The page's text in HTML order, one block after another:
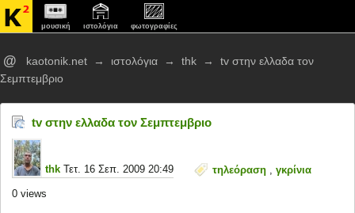
μουσική ιστολόγια φωτογραφίες
@ kaotonik.net → ιστολόγια → thk →
tv στην ελλαδα τον
Σεμπτεμβριο
tv στην ελλαδα τον Σεμπτεμβριο
thk Τετ. 16 Σεπ. 2009 20:49 τηλεόραση ,γκρίνια
0views